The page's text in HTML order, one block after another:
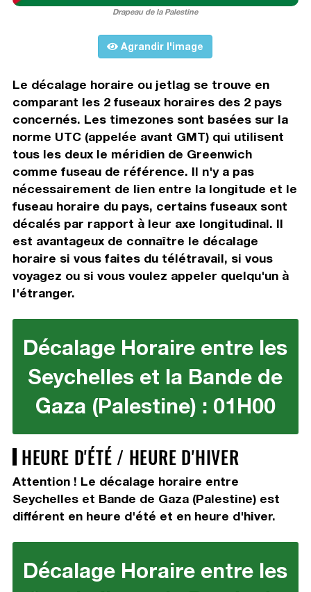
Drapeau de la Palestine
Agrandir l'image
Le décalage horaire ou jetlag se trouve en
comparant les 2 fuseaux horaires des 2 pays
concernés. Les timezones sont basées sur la
norme UTC (appelée avant GMT) qui utilisent
tous les deux le méridien de Greenwich
comme fuseau de référence. Il n'y a pas
nécessairement de lien entre la longitude et le
fuseau horaire du pays, certains fuseaux sont
décalés par rapport à leur axe longitudinal. Il
est avantageux de connaître le décalage
horaire si vous faites du télétravail, si vous
voyagez ou si vous voulez appeler quelqu'un à
l'étranger.
Décalage Horaire entre les
Seychelles et la Bande de
Gaza (Palestine) : 01H00
HEURE D'ÉTÉ / HEURE D'HIVER
Attention ! Le décalage horaire entre
Seychelles et Bande de Gaza (Palestine) est
différent en heure d'été et en heure d'hiver.
Décalage Horaire entre les